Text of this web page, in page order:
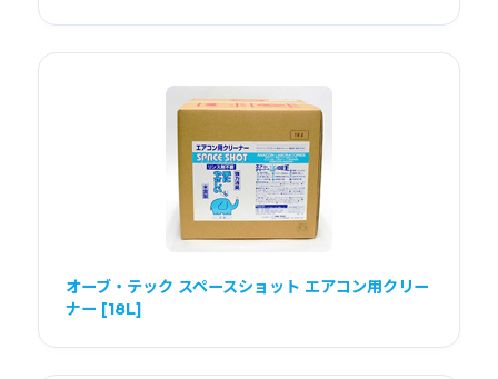
オーブ・テック スペースショット エアコン用クリー
ナー [18L]